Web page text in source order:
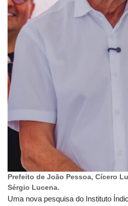
Prefeito de João Pessoa, Cícero
Sérgio Lucena.
Uma nova pesquisa do Instituto